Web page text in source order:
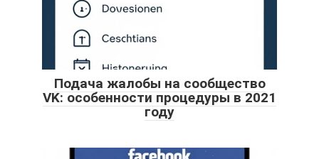
Подача жалобы на сообщество
VK: особенности процедуры в 2021
году